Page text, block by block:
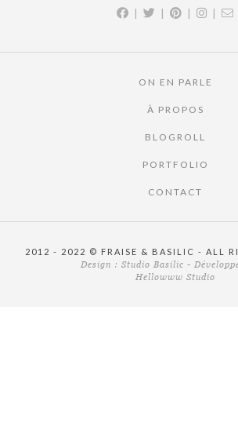
| | | |
ON EN PARLE
À PROPOS
BLOGROLL
PORTFOLIO
CONTACT
2012 - 2022 © FRAISE & BASILIC - ALL
Design : Studio Basilic -
Hellowww Studio